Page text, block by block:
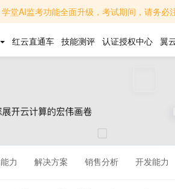
试期间，请务必注意：保持摄像头开启，面部清晰可见，
红云直通车 技能测评 认证授权中心 翼
力 解决方案 销售分析 开发能力